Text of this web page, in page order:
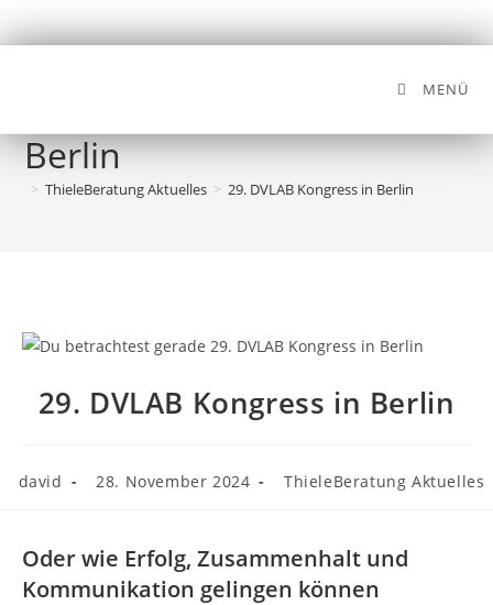
MENÜ
Berlin
> ThieleBeratung Aktuelles > 29. DVLAB Kongress in Berlin
29. DVLAB Kongress in Berlin
david 28. November 2024 ThieleBeratung Aktuelles
Oder wie Erfolg, Zusammenhalt und
Kommunikation gelingen können